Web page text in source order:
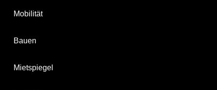
Mobilität
Bauen
Mietspiegel